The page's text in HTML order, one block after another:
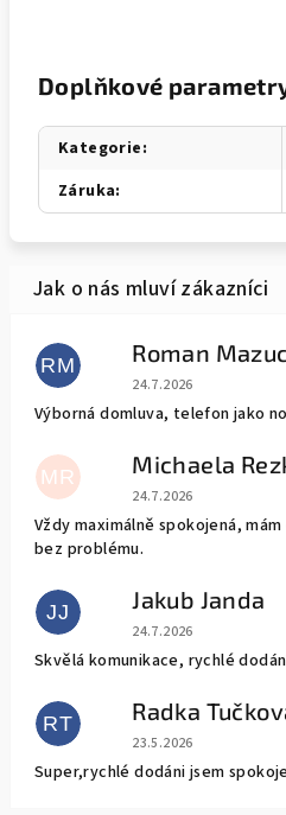
Doplňkové
Kategorie:
Záruka:
RM Roman
Hodnocení obchodu
24.7.2026
Výborná domluva, telefon jako
MR Michaela
Hodnocení obchodu
24.7.2026
Vždy maximálně spokojená,
bez problému.
JJ Jakub Janda
Hodnocení obchodu
24.7.2026
Skvělá komunikace, rychlé
RT Radka
Hodnocení obchodu
23.5.2026
Super,rychlé dodáni jsem